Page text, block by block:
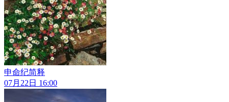
申命纪简释
07月22日 16:00